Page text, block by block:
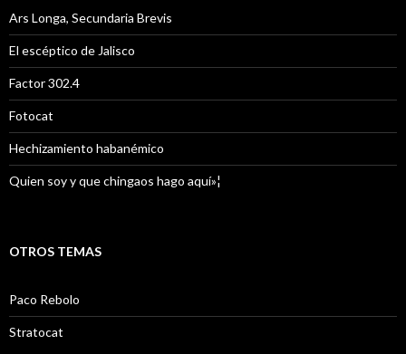
Ars Longa, Secundaria Brevis
El escéptico de Jalisco
Factor 302.4
Fotocat
Hechizamiento habanémico
Quien soy y que chingaos hago aquí»¦
OTROS TEMAS
Paco Rebolo
Stratocat